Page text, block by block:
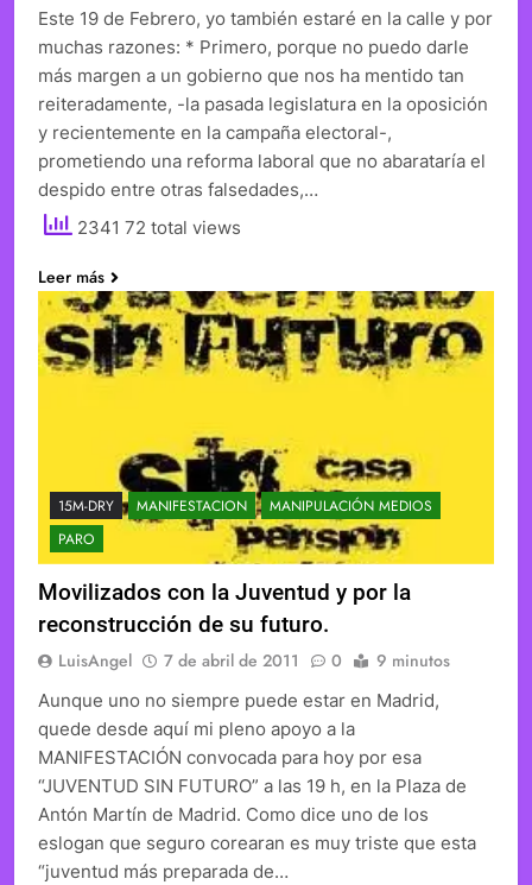
Este 19 de Febrero, yo también estaré en la calle y por
muchas razones: * Primero, porque no puedo darle
más margen a un gobierno que nos ha mentido tan
reiteradamente, -la pasada legislatura en la oposición
y recientemente en la campaña electoral-,
prometiendo una reforma laboral que no abarataría el
despido entre otras falsedades,…
2341 72 total views
Leer más
15M-DRY MANIFESTACION
MANIPULACIÓN MEDIOS
PARO
Movilizados con la Juventud y por la
reconstrucción de su futuro.
LuisAngel 7 de abril de 2011 0 9 minutos
Aunque uno no siempre puede estar en Madrid,
quede desde aquí mi pleno apoyo a la
MANIFESTACIÓN convocada para hoy por esa
“JUVENTUD SIN FUTURO” a las 19 h, en la Plaza de
Antón Martín de Madrid. Como dice uno de los
eslogan que seguro corearan es muy triste que esta
“juventud más preparada de…